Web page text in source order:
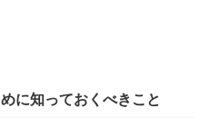
に知っておくべきこと